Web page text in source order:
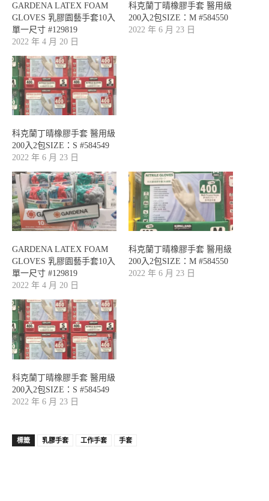
GARDENA LATEX FOAM
GLOVES 乳膠園藝手套10入
單一尺寸 #129819
2022 年 4 月 20 日
科克蘭丁晴橡膠手套 醫用級
200入2包SIZE：M #584550
2022 年 6 月 23 日
科克蘭丁晴橡膠手套 醫用級
200入2包SIZE：S #584549
2022 年 6 月 23 日
GARDENA LATEX FOAM
GLOVES 乳膠園藝手套10入
單一尺寸 #129819
2022 年 4 月 20 日
科克蘭丁晴橡膠手套 醫用級
200入2包SIZE：M #584550
2022 年 6 月 23 日
科克蘭丁晴橡膠手套 醫用級
200入2包SIZE：S #584549
2022 年 6 月 23 日
標籤 乳膠手套 工作手套 手套